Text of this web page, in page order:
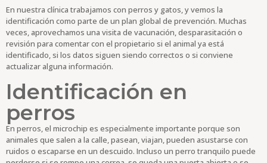
En nuestra clínica trabajamos con perros y gatos, y vemos la
identificación como parte de un plan global de prevención. Muchas
veces, aprovechamos una visita de vacunación, desparasitación o
revisión para comentar con el propietario si el animal ya está
identificado, si los datos siguen siendo correctos o si conviene
actualizar alguna información.
Identificación en
perros
En perros, el microchip es especialmente importante porque son
animales que salen a la calle, pasean, viajan, pueden asustarse con
ruidos o escaparse en un descuido. Incluso un perro tranquilo puede